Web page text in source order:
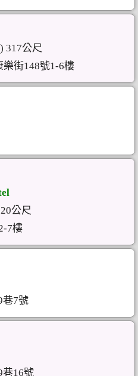
317公尺
街148號1-6樓
公尺
7樓
巷7號
巷16號